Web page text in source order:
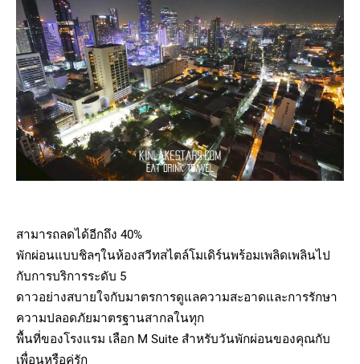
สามารถลดได้อีกถึง 40%
พักผ่อนแบบชิลๆในห้องสวีทสไตล์โมเดิร์นพร้อมเพลิดเพลินไป
กับการบริการระดับ 5
ดาวอย่างสบายใจกับมาตรการดูแลความสะอาดและการรักษา
ความปลอดภัยมาตรฐานสากลในทุก
พื้นที่ของโรงแรม เลือก M Suite สำหรับวันพักผ่อนของคุณกับ
เพื่อนหรือคู่รัก